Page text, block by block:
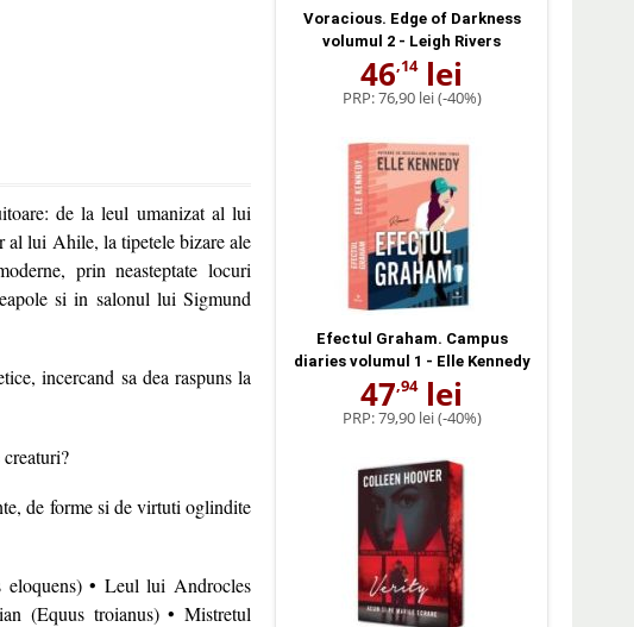
de la leul umanizat al lui
al lui Ahile, la tipetele bizare ale
prin neasteptate locuri
si in salonul lui Sigmund
incercand sa dea raspuns la
creaturi?
de forme si de virtuti oglindite
• Leul lui Androcles
(Equus troianus) • Mistretul
Voracious. Edge of Darkness
volumul 2 - Leigh Rivers
46,14lei
PRP:76,90 lei(-40%)
Efectul Graham. Campus
diaries volumul 1 - Elle Kennedy
47,94lei
PRP:79,90 lei(-40%)